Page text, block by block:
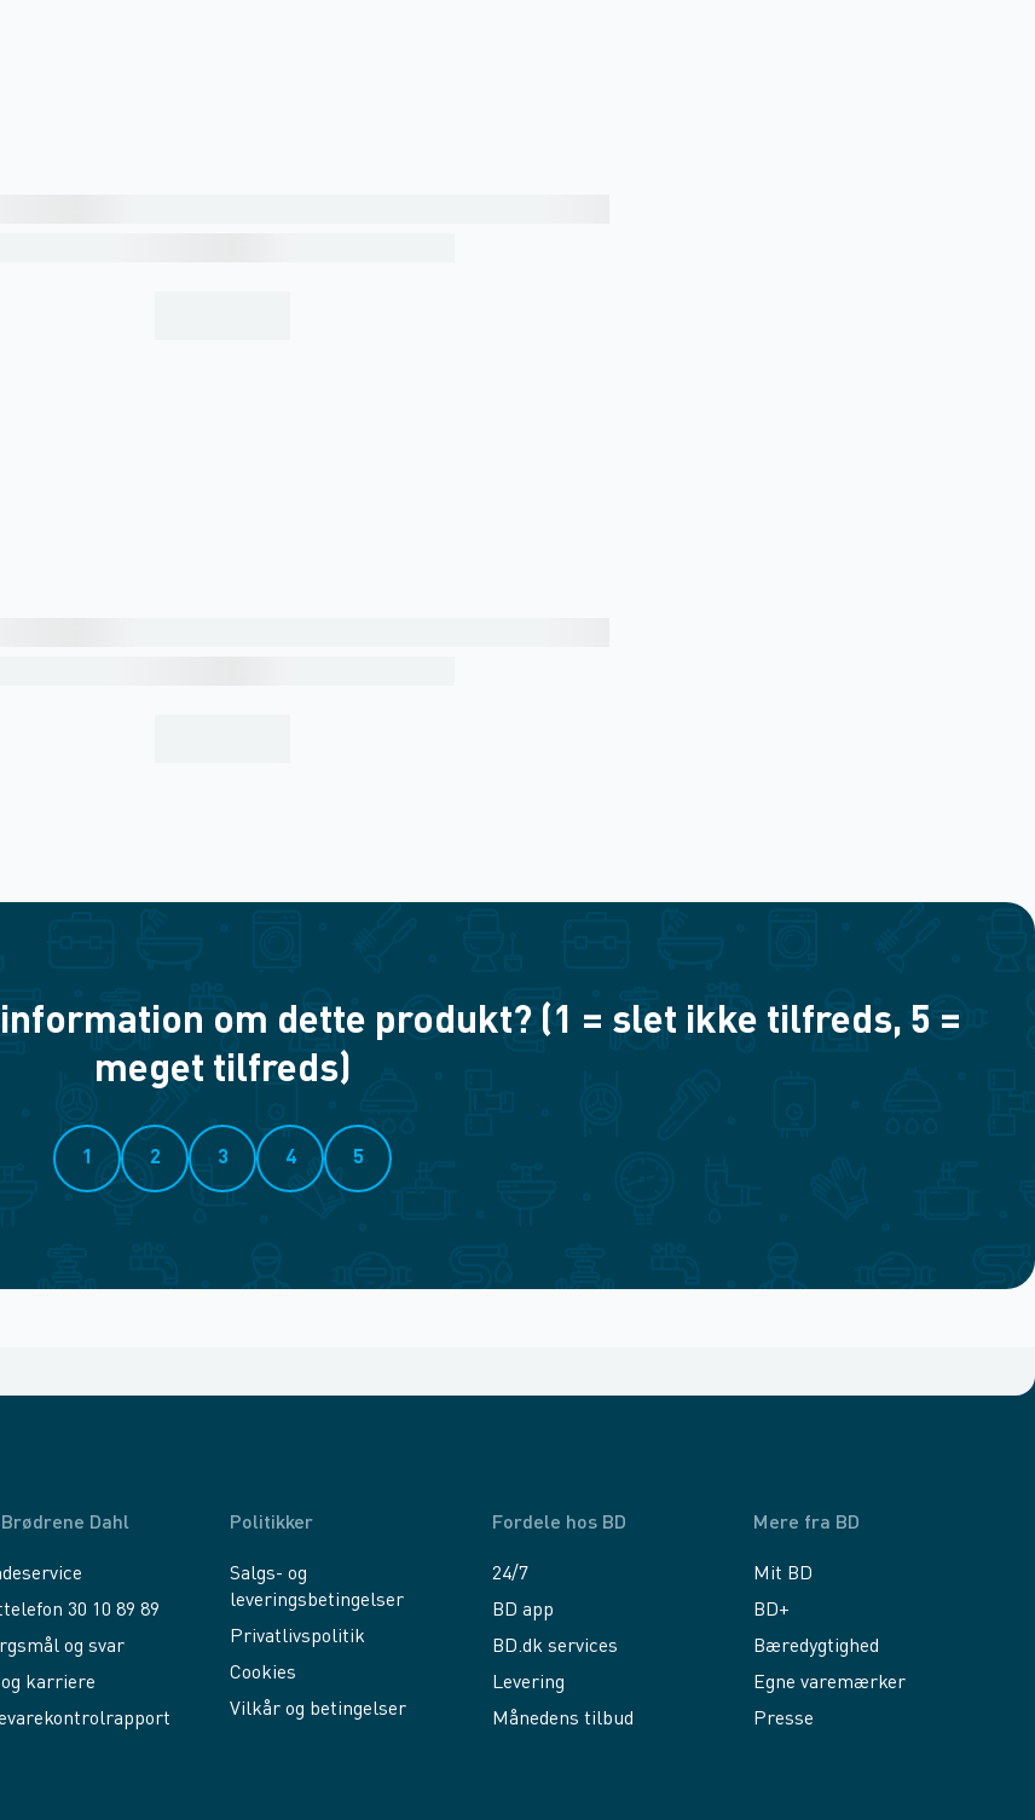
om dette produkt? (1 = slet ikke tilfreds, 5 =
meget tilfreds)
1 2 3 4 5
Brødrene Dahl
30 10 89 89
og svar
og karriere
Politikker
Salgs- og
leveringsbetingelser
Privatlivspolitik
Cookies
Vilkår og betingelser
Fordele hos BD
24/7
BD app
BD.dk services
Levering
Månedens tilbud
Mere fra BD
Mit BD
BD+
Bæredygtighed
Egne varemærker
Presse